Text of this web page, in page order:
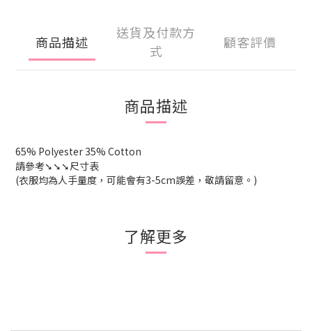
商品描述
送貨及付款方
式
顧客評價
商品描述
65% Polyester 35% Cotton
請參考➘➘➘尺寸表
(衣服均為人手量度，可能會有3-5cm誤差，敬請留意。 )
了解更多